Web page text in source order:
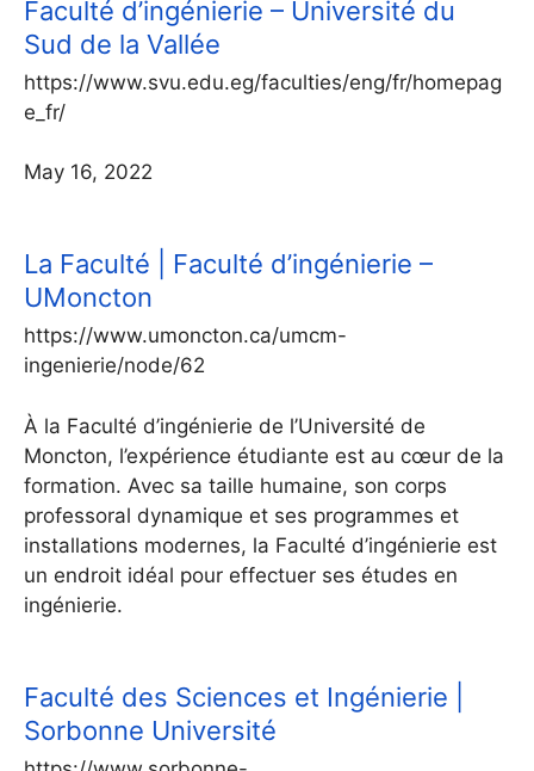
Faculté d’ingénierie – Université du
Sud de la Vallée
https://www.svu.edu.eg/faculties/eng/fr/homepag
e_fr/
May 16, 2022
La Faculté | Faculté d’ingénierie –
UMoncton
https://www.umoncton.ca/umcm-
ingenierie/node/62
À la Faculté d’ingénierie de l’Université de
Moncton, l’expérience étudiante est au cœur de la
formation. Avec sa taille humaine, son corps
professoral dynamique et ses programmes et
installations modernes, la Faculté d’ingénierie est
un endroit idéal pour effectuer ses études en
ingénierie.
Faculté des Sciences et Ingénierie |
Sorbonne Université